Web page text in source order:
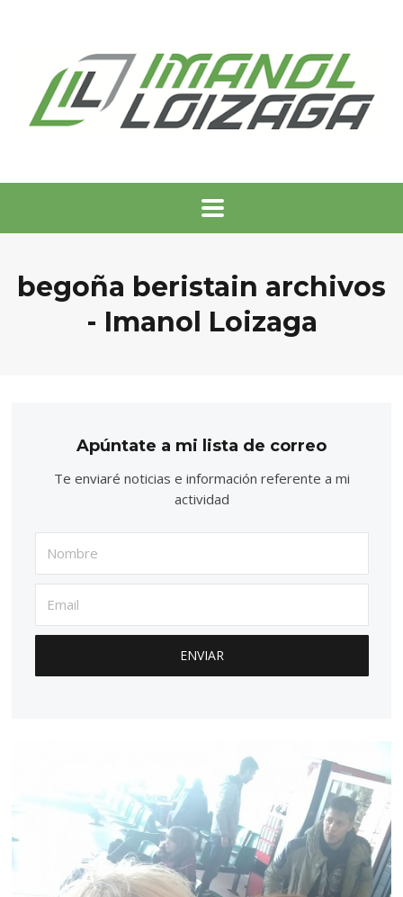
begoña beristain archivos
- Imanol Loizaga
Apúntate a mi lista de correo
Te enviaré noticias e información referente a mi
actividad